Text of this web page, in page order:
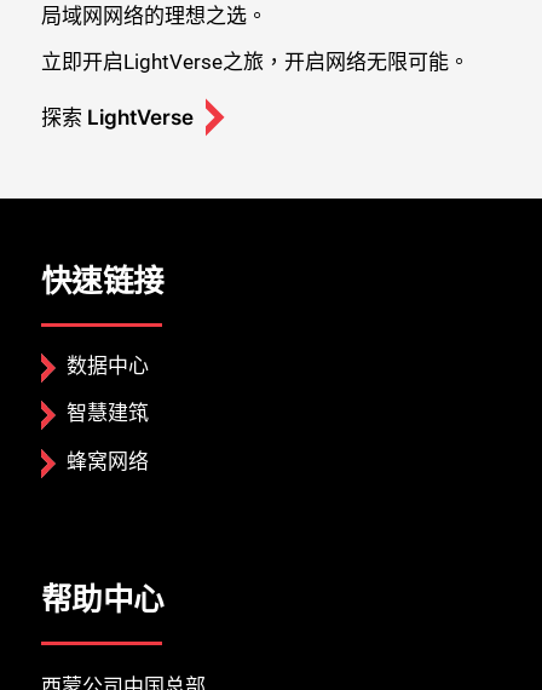
局域网网络的理想之选。
立即开启LightVerse之旅，开启网络无限可能。
探索 LightVerse
快速链接
数据中心
智慧建筑
蜂窝网络
帮助中心